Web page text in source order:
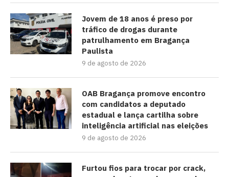
Jovem de 18 anos é preso por
tráfico de drogas durante
patrulhamento em Bragança
Paulista
9 de agosto de 2026
OAB Bragança promove encontro
com candidatos a deputado
estadual e lança cartilha sobre
inteligência artificial nas eleições
9 de agosto de 2026
Furtou fios para trocar por crack,